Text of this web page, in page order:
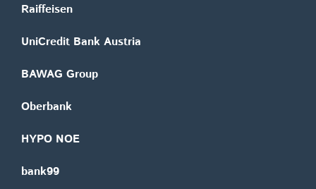
Raiffeisen
UniCredit Bank Austria
BAWAG Group
Oberbank
HYPO NOE
bank99